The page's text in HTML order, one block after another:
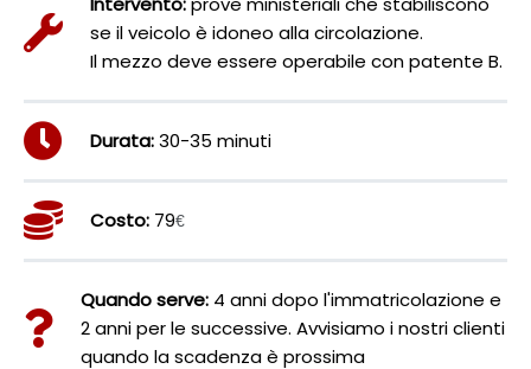
se il veicolo è idoneo alla circolazione.
Il mezzo deve essere operabile con patente B.
Durata:30-35 minuti
Costo: 79€
Quando serve: 4 anni dopo l'immatricolazione e
2 anni per le successive. Avvisiamo i nostri clienti
quando la scadenza è prossima